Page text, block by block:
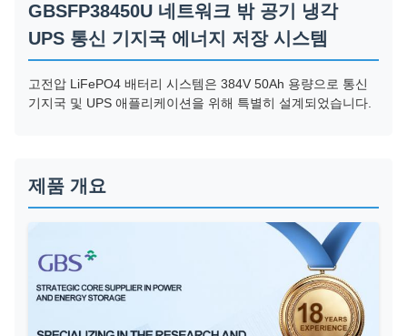
GBSFP38450U 네트워크 밖 공기 냉각
UPS 통신 기지국 에너지 저장 시스템
고전압 LiFePO4 배터리 시스템은 384V 50Ah 용량으로 통신
기지국 및 UPS 애플리케이션을 위해 특별히 설계되었습니다.
제품 개요